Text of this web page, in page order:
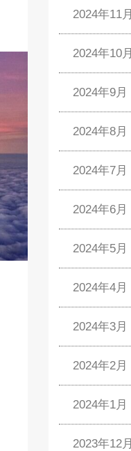
2024年11月
2024年10月
2024年9月
2024年8月
2024年7月
2024年6月
2024年5月
2024年4月
2024年3月
2024年2月
2024年1月
2023年12月